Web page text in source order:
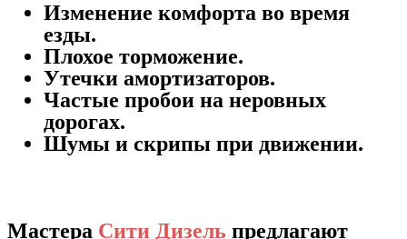
Изменение комфорта во время
езды.
Плохое торможение.
Утечки амортизаторов.
Частые пробои на неровных
дорогах.
Шумы и скрипы при движении.
Мастера Сити Дизель предлагают